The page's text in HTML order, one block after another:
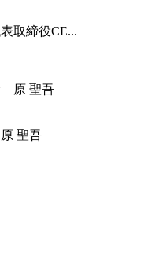
取締役CE...
聖吾